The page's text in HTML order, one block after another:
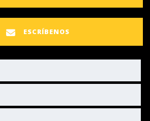
ESCRÍBENOS